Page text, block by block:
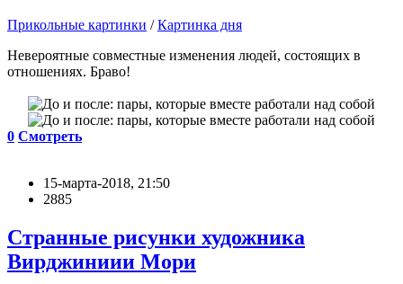
Прикольные картинки /Картинка дня
Невероятные совместные изменения людей, состоящих в
отношениях. Браво!
0 Смотреть
15-марта-2018, 21:50
2885
Странные рисунки художника
Вирджиниии Мори